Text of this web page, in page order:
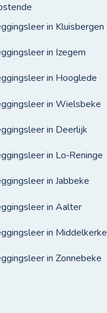
in Kluisbergen
in Izegem
in Hooglede
in Wielsbeke
in Deerlijk
in Lo‑Reninge
in Jabbeke
in Aalter
in Middelkerke
in Zonnebeke